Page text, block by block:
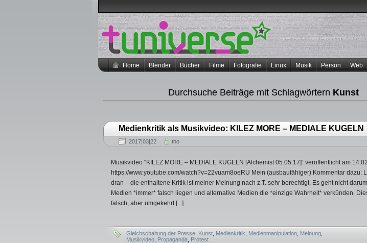
Home Blender Bücher Filme Fotografie Linux Musik Person Web
Durchsuche Beiträge mit Schlagwörtern Kunst
Medienkritik als Musikvideo: KILEZ MORE – MEDIALE KUGELN
2017|03|22 tho
Musikvideo “KILEZ MORE – MEDIALE KUGELN [Alchemist 05.05.17]“ veröffentlicht am
https://www.youtube.com/watch?v=22vuam8oeRU Mein (ausbaufähiger) Kommentar dazu:
dran – die enthaltene Kritik ist meiner Meinung nach z.T. sehr berechtigt. Es geht nicht
Medien *immer* falsch liegen und alternative Medien die *einzige Wahrheit* verkünden.
falsch, aber umgekehrt [...]
Gleichschaltung der Presse Kunst Medienkritik Medienmanipulation Meinung
Musikvideo Propaganda Protest